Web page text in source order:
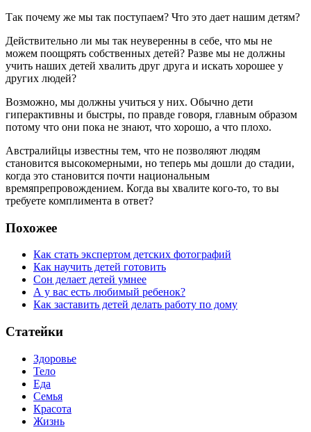
Так почему же мы так поступаем? Что это дает нашим детям?
Действительно ли мы так неуверенны в себе, что мы не
можем поощрять собственных детей? Разве мы не должны
учить наших детей хвалить друг друга и искать хорошее у
других людей?
Возможно, мы должны учиться у них. Обычно дети
гиперактивны и быстры, по правде говоря, главным образом
потому что они пока не знают, что хорошо, а что плохо.
Австралийцы известны тем, что не позволяют людям
становится высокомерными, но теперь мы дошли до стадии,
когда это становится почти национальным
времяпрепровождением. Когда вы хвалите кого-то, то вы
требуете комплимента в ответ?
Похожее
Как стать экспертом детских фотографий
Как научить детей готовить
Сон делает детей умнее
А у вас есть любимый ребенок?
Как заставить детей делать работу по дому
Статейки
Здоровье
Тело
Еда
Семья
Красота
Жизнь